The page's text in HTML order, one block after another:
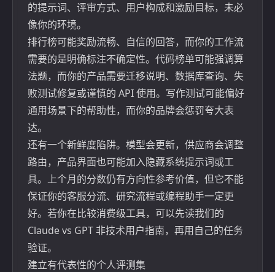
的提示词、评审方式、用户构成和激励目标，未必
像你的环境。
排行榜可能奖励流畅、自信的回答，而你的工作流
需要的是明确标注不确定性。代码榜单可能强调算
法题，而你的产品需要迁移说明、数据库查询、失
败测试修复或谨慎的 API 使用。写作测试可能偏好
通用场景下的帮助性，而你的品牌会惩罚夸大表
达。
还有一个新鲜度陷阱。模型会更新，供应商会调整
路由，产品界面也可能加入隐藏系统提示词或工
具。上个月的分数仍有方向性参考价值，但它不能
保证你的客服分流、研究流程或编程助手一定更
好。若你在比较消费级工具，可以先读我们的
Claude vs GPT 非技术用户指南，再用自己的任务
验证。
建立有代表性的个人评测集